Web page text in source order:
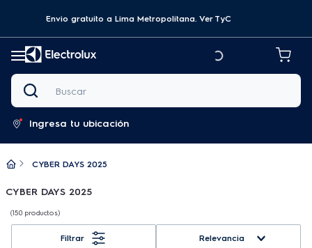
Envio gratuito a Lima Metropolitana.Ver TyC
Buscar
Ingresa tu ubicación
CYBER DAYS 2025
CYBER DAYS 2025
150 productos
Relevancia